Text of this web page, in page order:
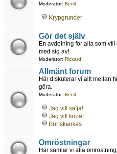
Moderator: Bertil
Krypgrunder
Gör det själv
En avdelning för alla som
med sig av!
Moderator: Rickard
Allmänt forum
Här diskuterar vi allt mellan
göra.
Moderator: Bertil
Jag vill sälja!
Jag vill köpa!
Bortskänkes
Omröstningar
Här samlar vi alla